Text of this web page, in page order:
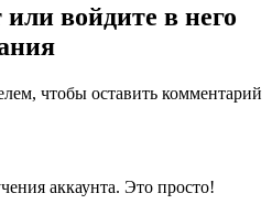
войдите в него
чтобы оставить комментарий
аккаунта. Это просто!